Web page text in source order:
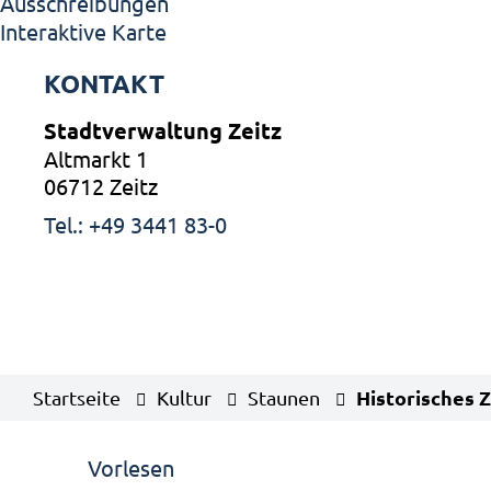
Interaktive Karte
KONTAKT
Stadtverwaltung Zeitz
Altmarkt 1
06712 Zeitz
Tel.: +49 3441 83-0
Startseite Kultur Staunen Historisches
Vorlesen